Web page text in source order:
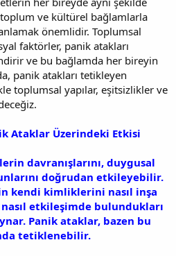
toplum ve kültürel bağlamlarla
önemlidir. Toplumsal
faktörler, panik atakları
ve bu bağlamda her bireyin
panik atakları tetikleyen
toplumsal yapılar, eşitsizlikler ve
Ataklar Üzerindeki Etkisi
davranışlarını, duygusal
doğrudan etkileyebilir.
kendi kimliklerini nasıl inşa
etkileşimde bulundukları
Panik ataklar, bazen bu
tetiklenebilir.